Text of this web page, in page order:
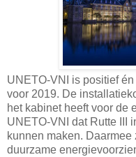
UNETO-VNI is positief
voor 2019. De
het kabinet heeft voor de
UNETO-VNI dat Rutte III
kunnen maken.
duurzame